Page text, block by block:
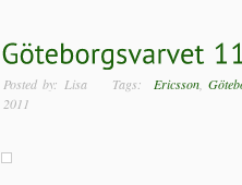
Posted by: Lisa Tags: Ericsson
2011